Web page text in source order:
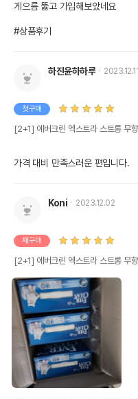
게으름 뚫고 가입해보았네요
#상품후기
하진윤하하루 2023.12.11
첫구매
[2+1] 에버크린 엑스트라 스트롱 무
가격 대비 만족스러운 편입니다.
Koni 2023.12.02
재구매
[2+1] 에버크린 엑스트라 스트롱 무